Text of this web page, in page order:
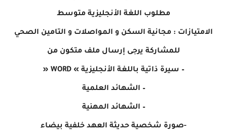
مطلوب اللغة الأنجليزية متوسط
الامتيازات : مجانية السكن و المواصلات و التامين الصحي
للمشاركة يرجى إرسال ملف متكون من
– سيرة ذاتية باللغة الأنجليزية » WORD «
– الشهائد العلمية
– الشهائد المهنية
-صورة شخصية حديثة العهد خلفية بيضاء